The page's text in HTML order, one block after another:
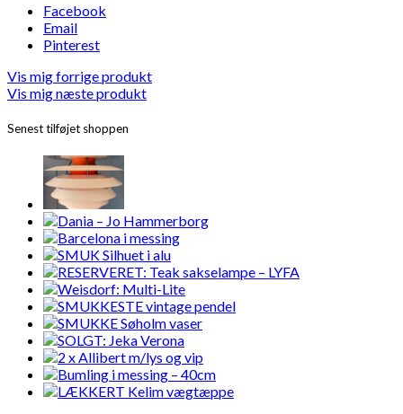
Facebook
Email
Pinterest
Vis mig forrige produkt
Vis mig næste produkt
Senest tilføjet shoppen